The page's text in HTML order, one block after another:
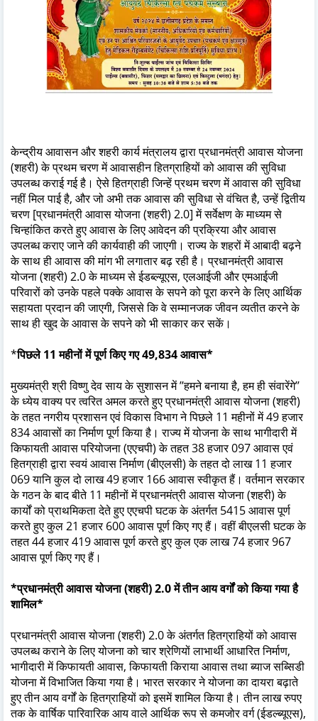
केन्द्रीय आवासन और शहरी कार्य मंत्रालय द्वारा प्रधानमंत्री आवास योजना
(शहरी) के प्रथम चरण में आवासहीन हितग्राहियों को आवास की सुविधा
उपलब्ध कराई गई है। ऐसे हितग्राही जिन्हें प्रथम चरण में आवास की सुविधा
नहीं मिल पाई है, और जो अभी तक आवास की सुविधा से वंचित है, उन्हें द्वितीय
चरण [प्रधानमंत्री आवास योजना (शहरी) 2.0] में सर्वेक्षण के माध्यम से
चिन्हांकित करते हुए आवास के लिए आवेदन की प्रक्रिया और आवास
उपलब्ध कराए जाने की कार्यवाही की जाएगी। राज्य के शहरों में आबादी बढ़ने
के साथ ही आवास की मांग भी लगातार बढ़ रही है। प्रधानमंत्री आवास
योजना (शहरी) 2.0 के माध्यम से ईडब्ल्यूएस, एलआईजी और एमआईजी
परिवारों को उनके पहले पक्के आवास के सपने को पूरा करने के लिए आर्थिक
सहायता प्रदान की जाएगी, जिससे कि वे सम्मानजक जीवन व्यतीत करने के
साथ ही खुद के आवास के सपने को भी साकार कर सकें।
*पिछले 11 महीनों में पूर्ण किए गए 49,834 आवास*
मुख्यमंत्री श्री विष्णु देव साय के सुशासन में ’’हमने बनाया है, हम ही संवारेंगे’’
के ध्येय वाक्य पर त्वरित अमल करते हुए प्रधानमंत्री आवास योजना (शहरी)
के तहत नगरीय प्रशासन एवं विकास विभाग ने पिछले 11 महीनों में 49 हजार
834 आवासों का निर्माण पूर्ण किया है। राज्य में योजना के साथ भागीदारी में
किफायती आवास परियोजना (एएचपी) के तहत 38 हजार 097 आवास एवं
हितग्राही द्वारा स्वयं आवास निर्माण (बीएलसी) के तहत दो लाख 11 हजार
069 यानि कुल दो लाख 49 हजार 166 आवास स्वीकृत हैं। वर्तमान सरकार
के गठन के बाद बीते 11 महीनों में प्रधानमंत्री आवास योजना (शहरी) के
कार्यों को प्राथमिकता देते हुए एएचपी घटक के अंतर्गत 5415 आवास पूर्ण
करते हुए कुल 21 हजार 600 आवास पूर्ण किए गए हैं। वहीं बीएलसी घटक के
तहत 44 हजार 419 आवास पूर्ण करते हुए कुल एक लाख 74 हजार 967
आवास पूर्ण किए गए हैं।
*प्रधानमंत्री आवास योजना (शहरी) 2.0 में तीन आय वर्गों को किया गया है
शामिल*
प्रधानमंत्री आवास योजना (शहरी) 2.0 के अंतर्गत हितग्राहियों को आवास
उपलब्ध कराने के लिए योजना को चार श्रेणियों लाभार्थी आधारित निर्माण,
भागीदारी में किफायती आवास, किफायती किराया आवास तथा ब्याज सब्सिडी
योजना में विभाजित किया गया है। भारत सरकार ने योजना का दायरा बढ़ाते
हुए तीन आय वर्गों के हितग्राहियों को इसमें शामिल किया है। तीन लाख रुपए
तक के वार्षिक पारिवारिक आय वाले आर्थिक रूप से कमजोर वर्ग (ईडल्ब्यूएस),